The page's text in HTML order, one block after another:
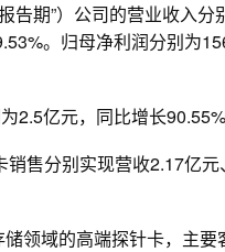
告期”）公司的营业收入分
。归母净利润分别为
2.5亿元，同比增长90.55%
售分别实现营收2.17亿
领域的高端探针卡，主要